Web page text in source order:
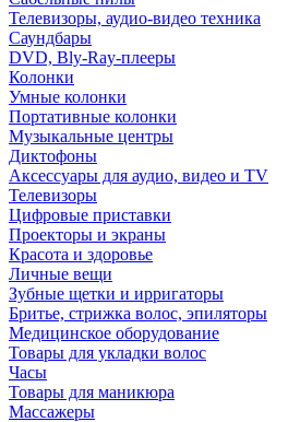
Телевизоры, аудио-видео техника
Саундбары
DVD, Bly-Ray-плееры
Колонки
Умные колонки
Портативные колонки
Музыкальные центры
Диктофоны
Аксессуары для аудио, видео и TV
Телевизоры
Цифровые приставки
Проекторы и экраны
Красота и здоровье
Личные вещи
Зубные щетки и ирригаторы
Бритье, стрижка волос, эпиляторы
Медицинское оборудование
Товары для укладки волос
Часы
Товары для маникюра
Массажеры